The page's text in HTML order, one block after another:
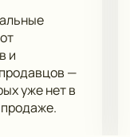
и
—
уже нет в